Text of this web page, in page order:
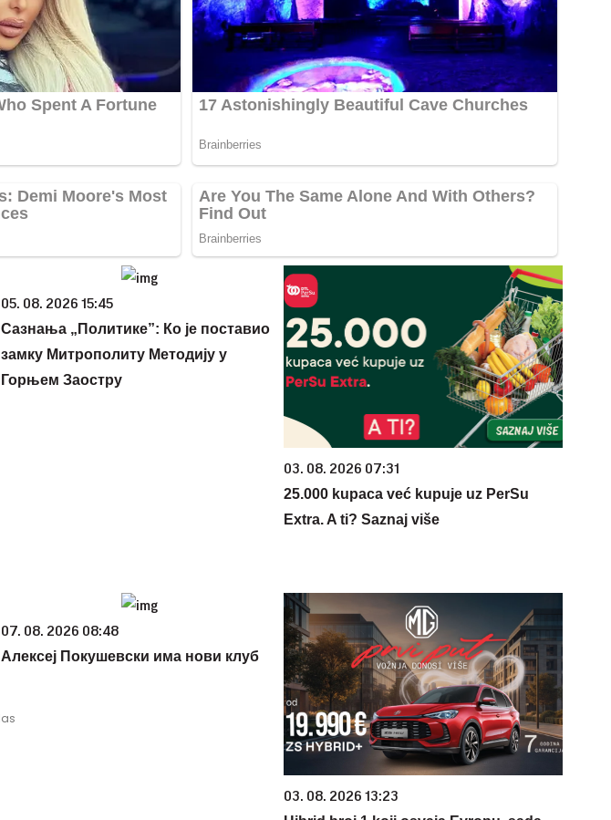
05. 08. 2026 15:45
Сазнања „Политике”: Ко је поставио
замку Митрополиту Методију у
Горњем Заостру
03. 08. 2026 07:31
25.000 kupaca već kupuje uz PerSu
Extra. A ti? Saznaj više
07. 08. 2026 08:48
Алексеј Покушевски има нови клуб
03. 08. 2026 13:23